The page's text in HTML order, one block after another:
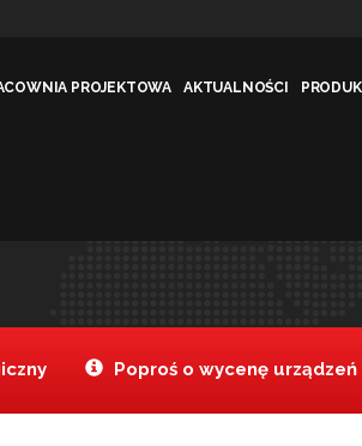
PROJEKTOWA AKTUALNOŚCI
Poproś o wycenę urządzeń